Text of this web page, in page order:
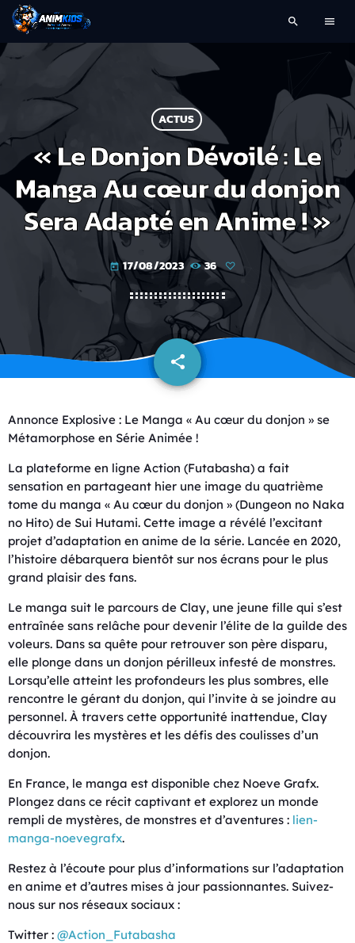
search menu
ACTUS
« Le Donjon Dévoilé : Le
Manga Au cœur du donjon
Sera Adapté en Anime ! »
today 17/08/2023 36
share
email
Annonce Explosive : Le Manga « Au cœur du donjon » se
Métamorphose en Série Animée !
La plateforme en ligne Action (Futabasha) a fait
sensation en partageant hier une image du quatrième
tome du manga « Au cœur du donjon » (Dungeon no Naka
no Hito) de Sui Hutami. Cette image a révélé l’excitant
projet d’adaptation en anime de la série. Lancée en 2020,
l’histoire débarquera bientôt sur nos écrans pour le plus
grand plaisir des fans.
Le manga suit le parcours de Clay, une jeune fille qui s’est
entraînée sans relâche pour devenir l’élite de la guilde des
voleurs. Dans sa quête pour retrouver son père disparu,
elle plonge dans un donjon périlleux infesté de monstres.
Lorsqu’elle atteint les profondeurs les plus sombres, elle
rencontre le gérant du donjon, qui l’invite à se joindre au
personnel. À travers cette opportunité inattendue, Clay
découvrira les mystères et les défis des coulisses d’un
donjon.
En France, le manga est disponible chez Noeve Grafx.
Plongez dans ce récit captivant et explorez un monde
rempli de mystères, de monstres et d’aventures : lien-
manga-noevegrafx.
Restez à l’écoute pour plus d’informations sur l’adaptation
en anime et d’autres mises à jour passionnantes. Suivez-
nous sur nos réseaux sociaux :
Twitter : @Action_Futabasha